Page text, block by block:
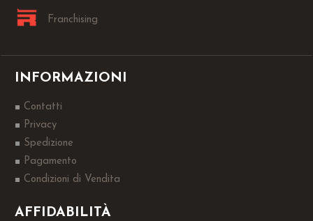
Franchising
INFORMAZIONI
Contatti
Privacy
Spedizione
Pagamento
Condizioni di Vendita
AFFIDABILITÀ